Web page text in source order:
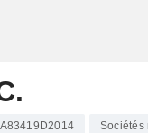
Sociétés